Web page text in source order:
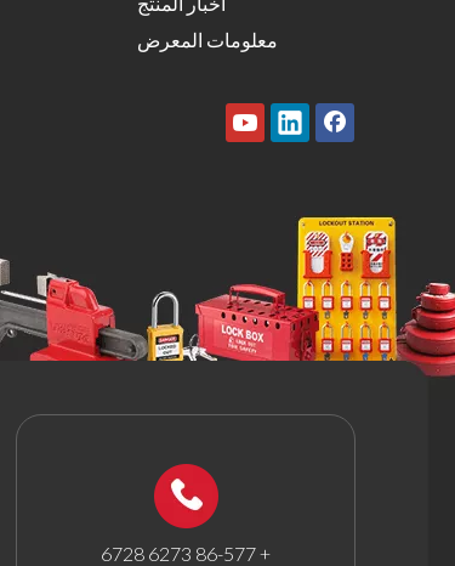
معلومات المعرض
+ 86-577 6273 6728